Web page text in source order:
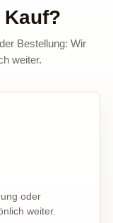
Bestellung: Wir
weiter.
oder
weiter.